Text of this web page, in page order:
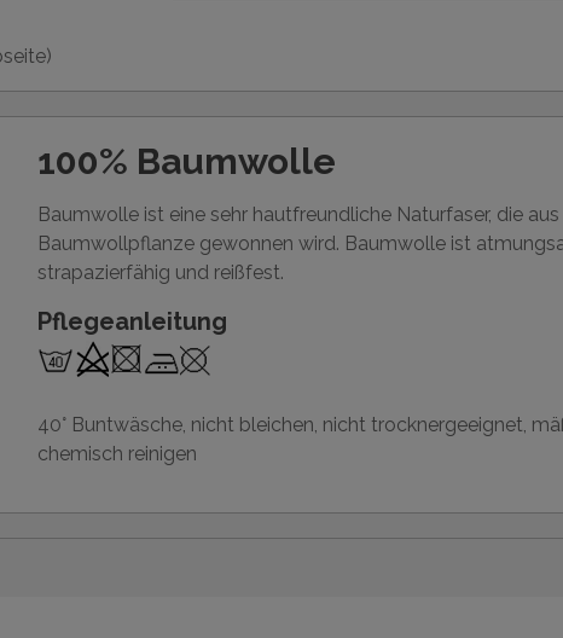
100% Baumwolle
Baumwolle ist eine sehr hautfreundliche Naturfaser, die
Baumwollpflanze gewonnen wird. Baumwolle ist
strapazierfähig und reißfest.
Pflegeanleitung
40° Buntwäsche, nicht bleichen, nicht trocknergeeignet,
chemisch reinigen